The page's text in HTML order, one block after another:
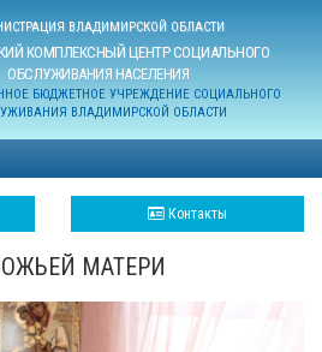
ВЛАДИМИРСКОЙ ОБЛАСТИ
КОМПЛЕКСНЫЙ ЦЕНТР СОЦИАЛЬНОГО
ОБСЛУЖИВАНИЯ НАСЕЛЕНИЯ
БЮДЖЕТНОЕ УЧРЕЖДЕНИЕ СОЦИАЛЬНОГО
ВЛАДИМИРСКОЙ ОБЛАСТИ
Контакты
МАТЕРИ